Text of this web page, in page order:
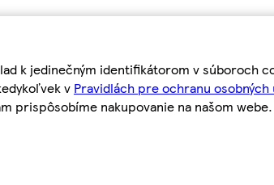
k jedinečným identifikátorom v súboroch
v Pravidlách pre ochranu osobných
prispôsobíme nakupovanie na našom webe.